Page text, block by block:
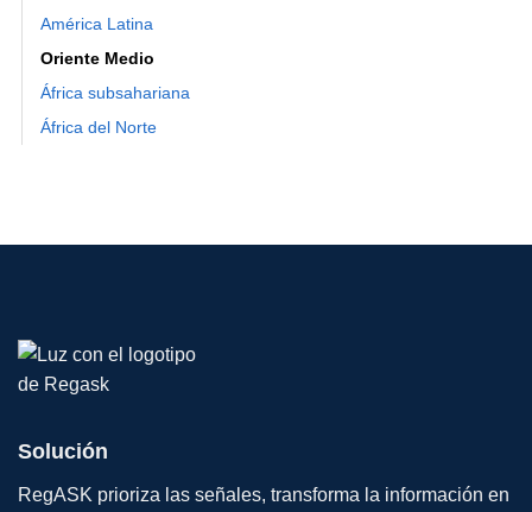
América Latina
Oriente Medio
África subsahariana
África del Norte
Solución
RegASK prioriza las señales, transforma la información en